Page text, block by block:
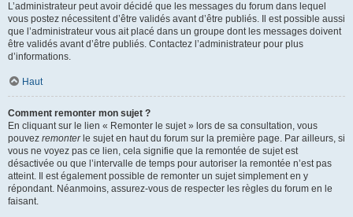
L’administrateur peut avoir décidé que les messages du forum dans lequel
vous postez nécessitent d’être validés avant d’être publiés. Il est possible aussi
que l’administrateur vous ait placé dans un groupe dont les messages doivent
être validés avant d’être publiés. Contactez l’administrateur pour plus
d’informations.
Haut
Comment remonter mon sujet ?
En cliquant sur le lien « Remonter le sujet » lors de sa consultation, vous
pouvez remonterle sujet en haut du forum sur la première page. Par ailleurs, si
vous ne voyez pas ce lien, cela signifie que la remontée de sujet est
désactivée ou que l’intervalle de temps pour autoriser la remontée n’est pas
atteint. Il est également possible de remonter un sujet simplement en y
répondant. Néanmoins, assurez-vous de respecter les règles du forum en le
faisant.